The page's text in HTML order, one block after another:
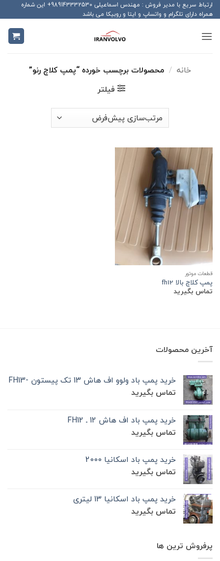
Skip
to
content
ارتباط سریع با مدیر فروش : مهندس اسماعیلی 989143332530+ این شماره
همراه دارای تلگرام و واتساپ و ایتا و روبیکا می باشد
خانه / محصولات برچسب خورده “پمپ کلاچ رنو”
فیلتر
قطعات موتور
پمپ کلاچ بالا fh12
تماس بگیرید
آخرین محصولات
خرید پمپ باد ولوو اف هاش 13 تک‌ پیستون -FH13
تماس بگیرید
خرید پمپ باد اف هاش 12 ـ FH12
تماس بگیرید
خرید پمپ باد اسکانیا 2000
تماس بگیرید
خرید پمپ باد اسکانیا 13 لیتری
تماس بگیرید
پرفروش ترین ها